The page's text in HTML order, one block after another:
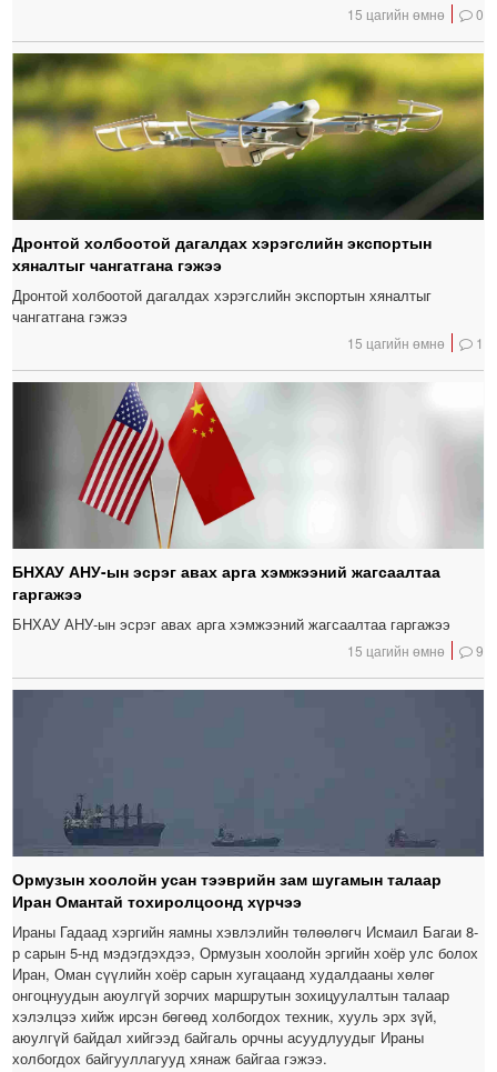
15 цагийн өмнө 0
Дронтой холбоотой дагалдах хэрэгслийн экспортын
хяналтыг чангатгана гэжээ
Дронтой холбоотой дагалдах хэрэгслийн экспортын хяналтыг
чангатгана гэжээ
15 цагийн өмнө 1
БНХАУ АНУ-ын эсрэг авах арга хэмжээний жагсаалтаа
гаргажээ
БНХАУ АНУ-ын эсрэг авах арга хэмжээний жагсаалтаа гаргажээ
15 цагийн өмнө 9
Ормузын хоолойн усан тээврийн зам шугамын талаар
Иран Омантай тохиролцоонд хүрчээ
Ираны Гадаад хэргийн яамны хэвлэлийн төлөөлөгч Исмаил Багаи 8-
р сарын 5-нд мэдэгдэхдээ, Ормузын хоолойн эргийн хоёр улс болох
Иран, Оман сүүлийн хоёр сарын хугацаанд худалдааны хөлөг
онгоцнуудын аюулгүй зорчих маршрутын зохицуулалтын талаар
хэлэлцээ хийж ирсэн бөгөөд холбогдох техник, хууль эрх зүй,
аюулгүй байдал хийгээд байгаль орчны асуудлуудыг Ираны
холбогдох байгууллагууд хянаж байгаа гэжээ.